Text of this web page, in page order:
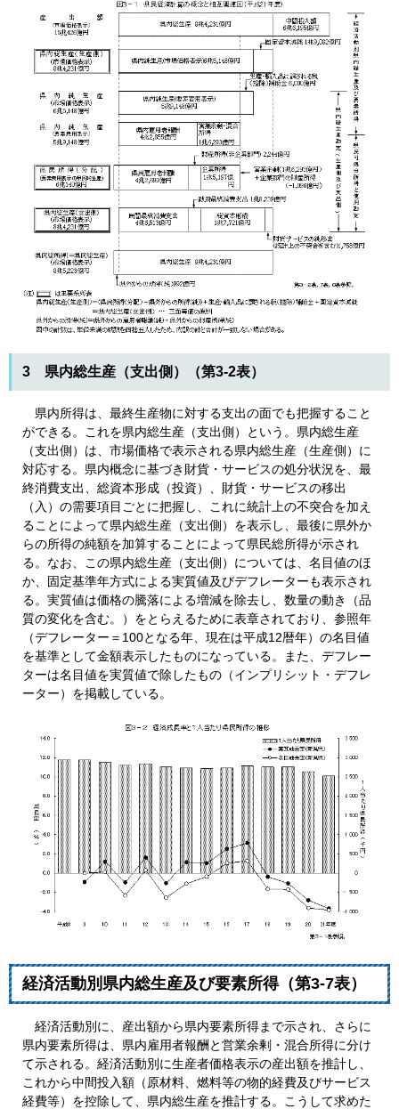
3 県内総生産（支出側）（第3-2表）
県内所得は、最終生産物に対する支出の面でも把握すること
ができる。これを県内総生産（支出側）という。県内総生産
（支出側）は、市場価格で表示される県内総生産（生産側）に
対応する。県内概念に基づき財貨・サービスの処分状況を、最
終消費支出、総資本形成（投資）、財貨・サービスの移出
（入）の需要項目ごとに把握し、これに統計上の不突合を加え
ることによって県内総生産（支出側）を表示し、最後に県外か
らの所得の純額を加算することによって県民総所得が示され
る。なお、この県内総生産（支出側）については、名目値のほ
か、固定基準年方式による実質値及びデフレーターも表示され
る。実質値は価格の騰落による増減を除去し、数量の動き（品
質の変化を含む。）をとらえるために表章されており、参照年
（デフレーター＝100となる年、現在は平成12暦年）の名目値
を基準として金額表示したものになっている。また、デフレー
ターは名目値を実質値で除したもの（インプリシット・デフレ
ーター）を掲載している。
経済活動別県内総生産及び要素所得（第3-7表）
経済活動別に、産出額から県内要素所得まで示され、さらに
県内要素所得は、県内雇用者報酬と営業余剰・混合所得に分け
て示される。経済活動別に生産者価格表示の産出額を推計し、
これから中間投入額（原材料、燃料等の物的経費及びサービス
経費等）を控除して、県内総生産を推計する。こうして求めた